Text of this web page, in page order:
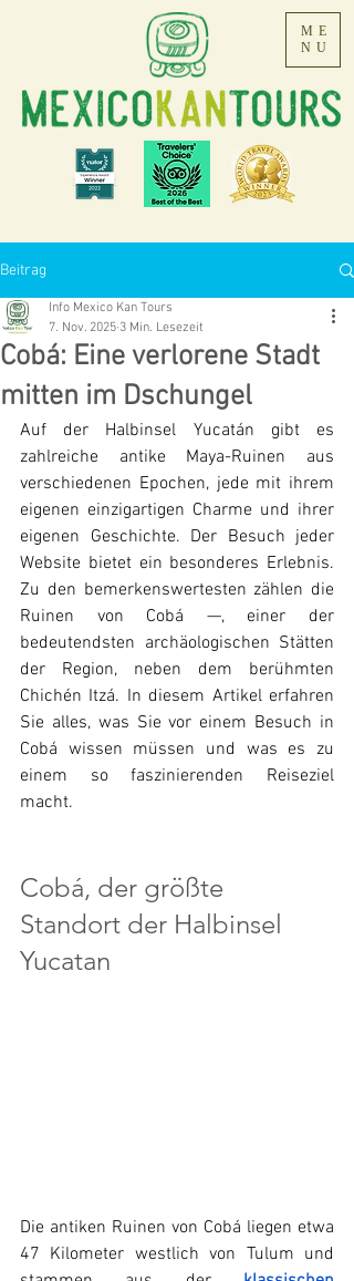
ME
NU
Beitrag
Cobá: Eine verlorene Stadt
mitten im Dschungel
Info Mexico Kan Tours
7. Nov. 2025 3 Min. Lesezeit
Auf der Halbinsel Yucatán gibt es
zahlreiche antike Maya-Ruinen aus
verschiedenen Epochen, jede mit ihrem
eigenen einzigartigen Charme und ihrer
eigenen Geschichte. Der Besuch jeder
Website bietet ein besonderes Erlebnis.
Zu den bemerkenswertesten zählen die
Ruinen von Cobá —, einer der
bedeutendsten archäologischen Stätten
der Region, neben dem berühmten
Chichén Itzá. In diesem Artikel erfahren
Sie alles, was Sie vor einem Besuch in
Cobá wissen müssen und was es zu
einem so faszinierenden Reiseziel
macht.
Cobá, der größte
Standort der Halbinsel
Yucatan
Die antiken Ruinen von Cobá liegen etwa
47 Kilometer westlich von Tulum und